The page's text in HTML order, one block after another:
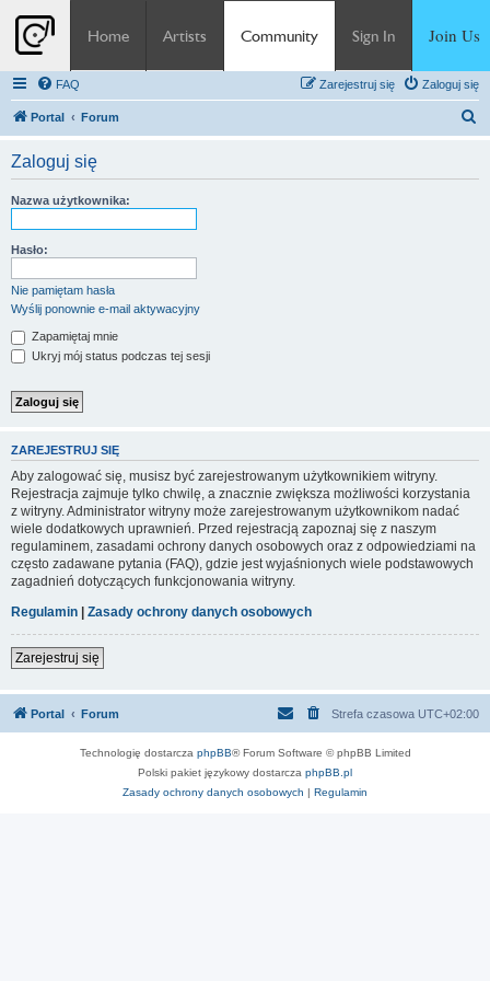
Home Artists Community Sign In Join Us
FAQ Zaloguj się
Zarejestruj się
Portal Forum
Zaloguj się
Nazwa użytkownika:
Hasło:
Nie pamiętam hasła
Wyślij ponownie e-mail aktywacyjny
Zapamiętaj mnie
Ukryj mój status podczas tej sesji
ZAREJESTRUJ SIĘ
Aby zalogować się, musisz być zarejestrowanym użytkownikiem witryny.
Rejestracja zajmuje tylko chwilę, a znacznie zwiększa możliwości korzystania
z witryny. Administrator witryny może zarejestrowanym użytkownikom nadać
wiele dodatkowych uprawnień. Przed rejestracją zapoznaj się z naszym
regulaminem, zasadami ochrony danych osobowych oraz z odpowiedziami na
często zadawane pytania (FAQ), gdzie jest wyjaśnionych wiele podstawowych
zagadnień dotyczących funkcjonowania witryny.
Regulamin | Zasady ochrony danych osobowych
Zarejestruj się
Portal Forum Strefa czasowa UTC+02:00
Technologię dostarcza phpBB® Forum Software © phpBB Limited
Polski pakiet językowy dostarcza phpBB.pl
Zasady ochrony danych osobowych | Regulamin